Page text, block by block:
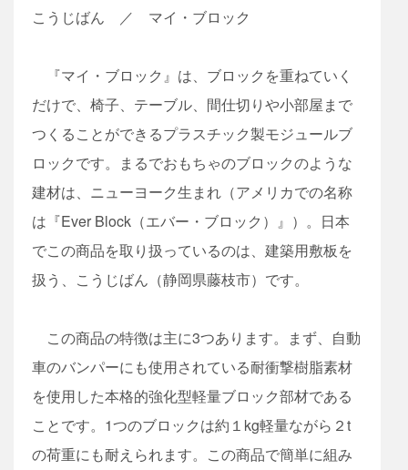
こうじばん ／ マイ・ブロック
『マイ・ブロック』は、ブロックを重ねていく
だけで、椅子、テーブル、間仕切りや小部屋まで
つくることができるプラスチック製モジュールブ
ロックです。まるでおもちゃのブロックのような
建材は、ニューヨーク生まれ（アメリカでの名称
は『Ever Block（エバー・ブロック）』）。日本
でこの商品を取り扱っているのは、建築用敷板を
扱う、こうじばん（静岡県藤枝市）です。
この商品の特徴は主に3つあります。まず、自動
車のバンパーにも使用されている耐衝撃樹脂素材
を使用した本格的強化型軽量ブロック部材である
ことです。1つのブロックは約１kg軽量ながら２t
の荷重にも耐えられます。この商品で簡単に組み